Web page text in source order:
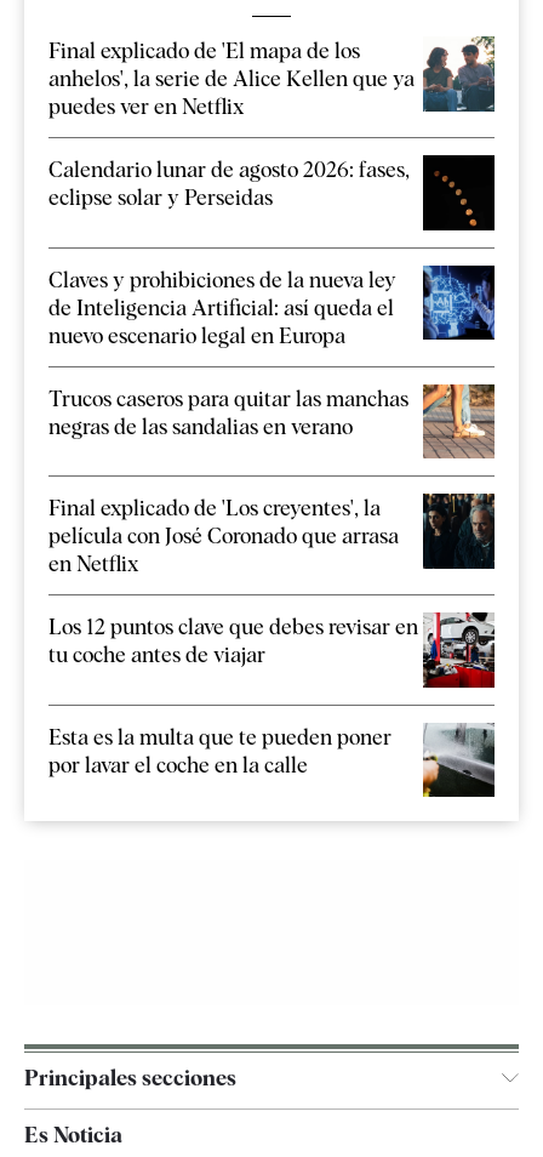
Final explicado de 'El mapa de los
anhelos', la serie de Alice Kellen que ya
puedes ver en Netflix
Calendario lunar de agosto 2026: fases,
eclipse solar y Perseidas
Claves y prohibiciones de la nueva ley
de Inteligencia Artificial: así queda el
nuevo escenario legal en Europa
Trucos caseros para quitar las manchas
negras de las sandalias en verano
Final explicado de 'Los creyentes', la
película con José Coronado que arrasa
en Netflix
Los 12 puntos clave que debes revisar en
tu coche antes de viajar
Esta es la multa que te pueden poner
por lavar el coche en la calle
Principales secciones
España
Es Noticia